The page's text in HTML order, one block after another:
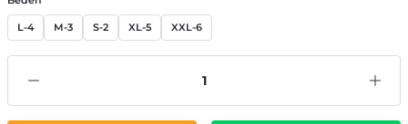
L-4 M-3 S-2 XL-5 XXL-6